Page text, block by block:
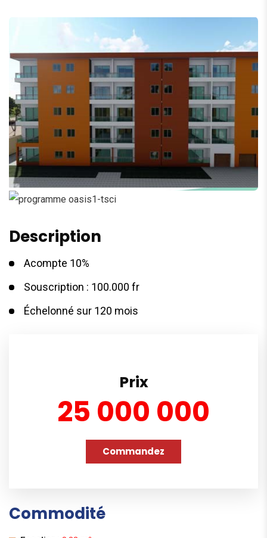
Description
Acompte 10%
Souscription : 100.000 fr
Échelonné sur 120 mois
Prix
25 000 000
Commandez
Commodité